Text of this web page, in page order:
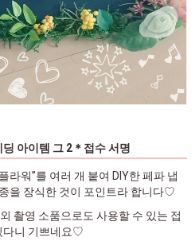
딩 아이템 그 2＊접수 서명
라워”를 여러 개 붙여 DIY한 페파 냅
을 장식한 것이 포인트라 합니다♡
촬영 소품으로도 사용할 수 있는 접
다니 기쁘네요♡